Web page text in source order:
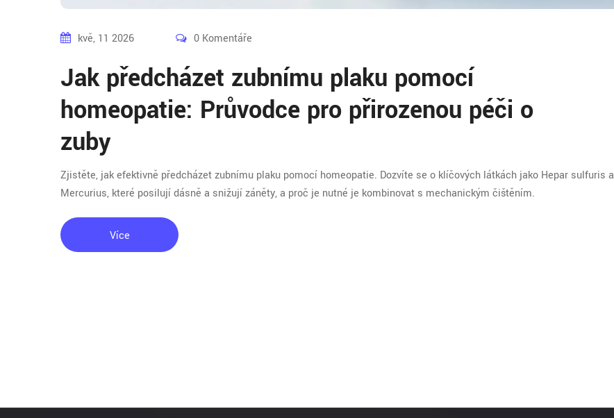
kvě, 11 2026 0 Komentáře
Jak předcházet zubnímu plaku pomocí
homeopatie: Průvodce pro přirozenou péči o
zuby
Zjistěte, jak efektivně předcházet zubnímu plaku pomocí homeopatie. Dozvíte se o klíčových látkách jako Hepar sulfuris a
Mercurius, které posilují dásně a snižují záněty, a proč je nutné je kombinovat s mechanickým čištěním.
Více